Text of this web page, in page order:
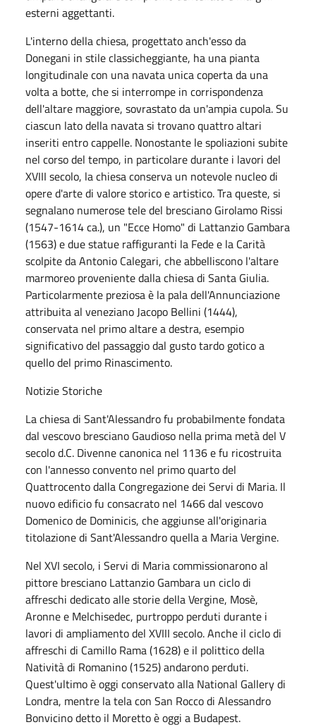
esterni aggettanti.
L'interno della chiesa, progettato anch'esso da
Donegani in stile classicheggiante, ha una pianta
longitudinale con una navata unica coperta da una
volta a botte, che si interrompe in corrispondenza
dell'altare maggiore, sovrastato da un'ampia cupola. Su
ciascun lato della navata si trovano quattro altari
inseriti entro cappelle. Nonostante le spoliazioni subite
nel corso del tempo, in particolare durante i lavori del
XVIII secolo, la chiesa conserva un notevole nucleo di
opere d'arte di valore storico e artistico. Tra queste, si
segnalano numerose tele del bresciano Girolamo Rissi
(1547-1614 ca.), un "Ecce Homo" di Lattanzio Gambara
(1563) e due statue raffiguranti la Fede e la Carità
scolpite da Antonio Calegari, che abbelliscono l'altare
marmoreo proveniente dalla chiesa di Santa Giulia.
Particolarmente preziosa è la pala dell'Annunciazione
attribuita al veneziano Jacopo Bellini (1444),
conservata nel primo altare a destra, esempio
significativo del passaggio dal gusto tardo gotico a
quello del primo Rinascimento.
Notizie Storiche
La chiesa di Sant'Alessandro fu probabilmente fondata
dal vescovo bresciano Gaudioso nella prima metà del V
secolo d.C. Divenne canonica nel 1136 e fu ricostruita
con l'annesso convento nel primo quarto del
Quattrocento dalla Congregazione dei Servi di Maria. Il
nuovo edificio fu consacrato nel 1466 dal vescovo
Domenico de Dominicis, che aggiunse all'originaria
titolazione di Sant'Alessandro quella a Maria Vergine.
Nel XVI secolo, i Servi di Maria commissionarono al
pittore bresciano Lattanzio Gambara un ciclo di
affreschi dedicato alle storie della Vergine, Mosè,
Aronne e Melchisedec, purtroppo perduti durante i
lavori di ampliamento del XVIII secolo. Anche il ciclo di
affreschi di Camillo Rama (1628) e il polittico della
Natività di Romanino (1525) andarono perduti.
Quest'ultimo è oggi conservato alla National Gallery di
Londra, mentre la tela con San Rocco di Alessandro
Bonvicino detto il Moretto è oggi a Budapest.